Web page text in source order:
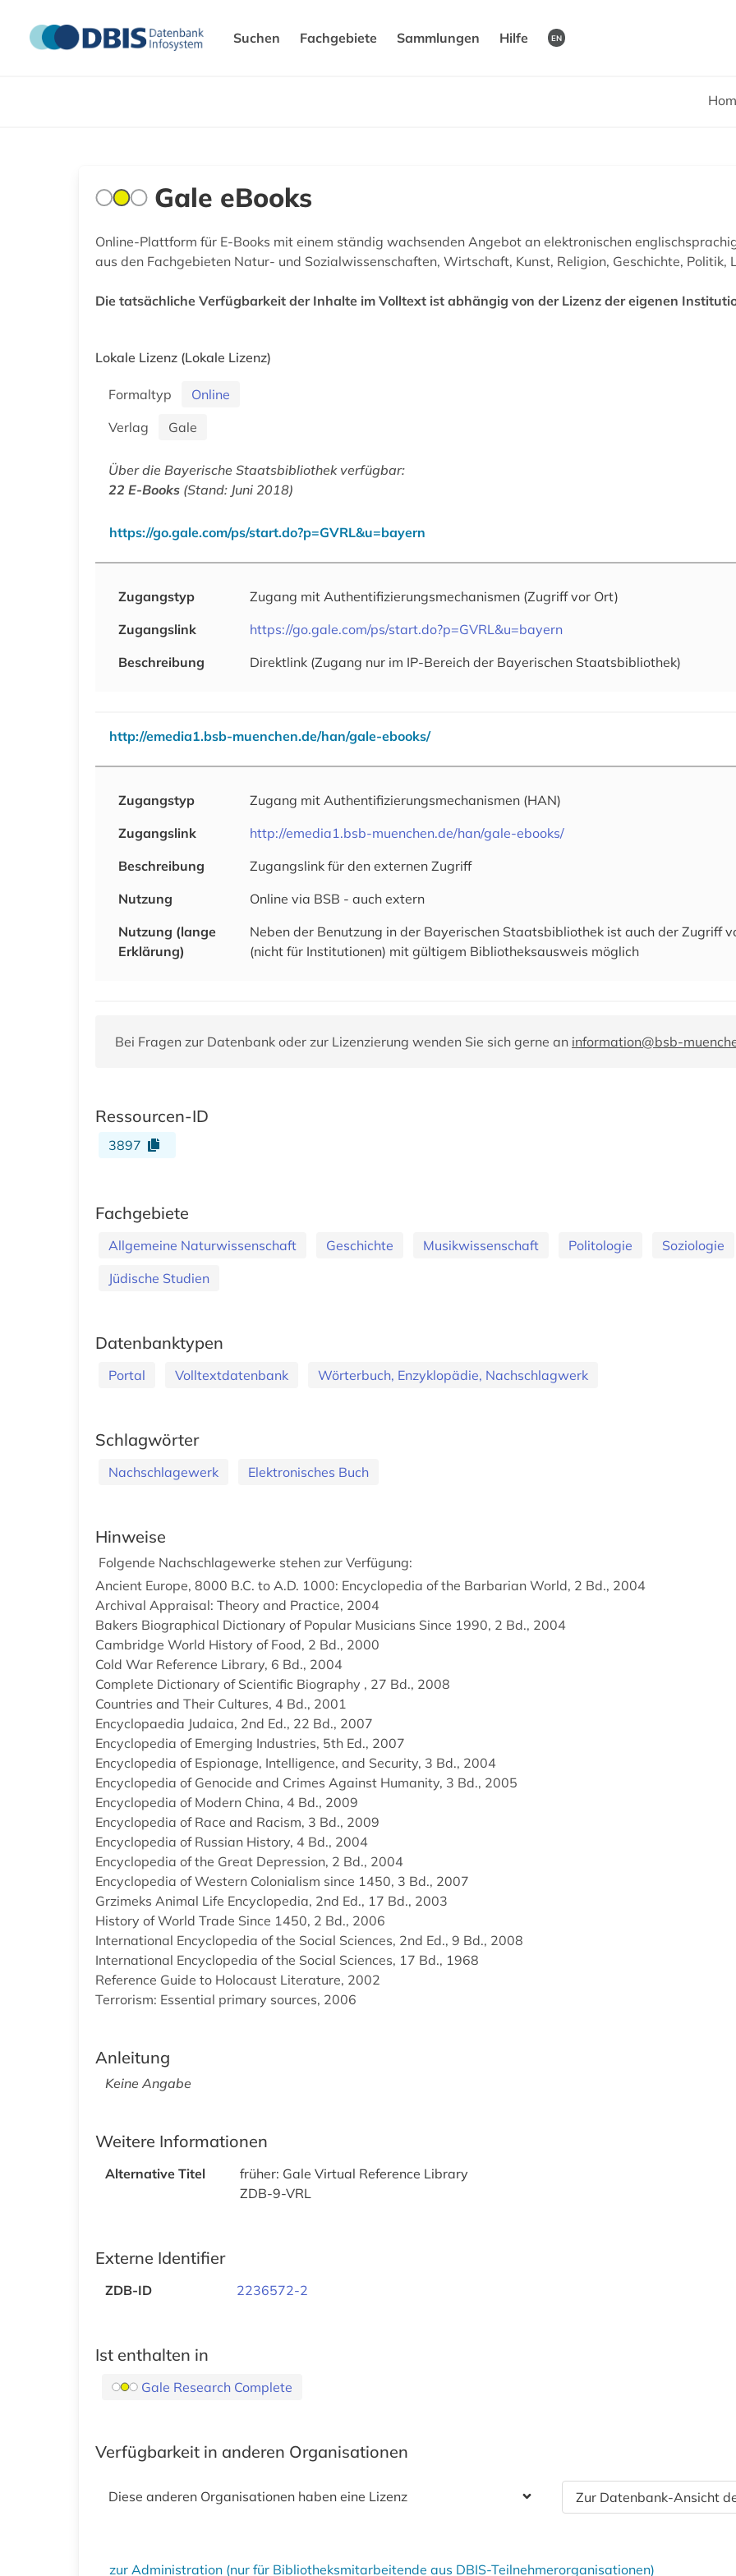
Suchen Fachgebiete Sammlungen Hilfe EN
Gale eBooks
Online-Plattform für E-Books mit einem ständig wachsenden Angebot an elektronischen
aus den Fachgebieten Natur- und Sozialwissenschaften, Wirtschaft, Kunst, Religion, Geschichte,
Die tatsächliche Verfügbarkeit der Inhalte im Volltext ist abhängig von der Lizenz der eigenen
Lokale Lizenz (Lokale Lizenz)
Formaltyp
Online
Verlag
Gale
Über die Bayerische Staatsbibliothek verfügbar:
22 E-Books (Stand: Juni 2018)
https://go.gale.com/ps/start.do?p=GVRL&u=bayern
Zugangstyp Zugang mit Authentifizierungsmechanismen (Zugriff vor Ort)
Zugangslink
https://go.gale.com/ps/start.do?p=GVRL&u=bayern
Beschreibung
Direktlink (Zugang nur im IP-Bereich der Bayerischen Staatsbibliothek)
http://emedia1.bsb-muenchen.de/han/gale-ebooks/
Zugangstyp Zugang mit Authentifizierungsmechanismen (HAN)
Zugangslink
http://emedia1.bsb-muenchen.de/han/gale-ebooks/
Beschreibung
Zugangslink für den externen Zugriff
Nutzung
Online via BSB - auch extern
Nutzung (lange
Erklärung)
Neben der Benutzung in der Bayerischen Staatsbibliothek ist auch der Zugriff
(nicht für Institutionen) mit gültigem Bibliotheksausweis möglich
Bei Fragen zur Datenbank oder zur Lizenzierung wenden Sie sich gerne an information@bsb-
Ressourcen-ID
3897
Fachgebiete
Allgemeine Naturwissenschaft Geschichte Musikwissenschaft Politologie Soziologie
Jüdische Studien
Datenbanktypen
Portal Volltextdatenbank Wörterbuch, Enzyklopädie, Nachschlagwerk
Schlagwörter
Nachschlagewerk Elektronisches Buch
Hinweise
Folgende Nachschlagewerke stehen zur Verfügung:
Ancient Europe, 8000 B.C. to A.D. 1000: Encyclopedia of the Barbarian World, 2 Bd., 2004
Archival Appraisal: Theory and Practice, 2004
Bakers Biographical Dictionary of Popular Musicians Since 1990, 2 Bd., 2004
Cambridge World History of Food, 2 Bd., 2000
Cold War Reference Library, 6 Bd., 2004
Complete Dictionary of Scientific Biography , 27 Bd., 2008
Countries and Their Cultures, 4 Bd., 2001
Encyclopaedia Judaica, 2nd Ed., 22 Bd., 2007
Encyclopedia of Emerging Industries, 5th Ed., 2007
Encyclopedia of Espionage, Intelligence, and Security, 3 Bd., 2004
Encyclopedia of Genocide and Crimes Against Humanity, 3 Bd., 2005
Encyclopedia of Modern China, 4 Bd., 2009
Encyclopedia of Race and Racism, 3 Bd., 2009
Encyclopedia of Russian History, 4 Bd., 2004
Encyclopedia of the Great Depression, 2 Bd., 2004
Encyclopedia of Western Colonialism since 1450, 3 Bd., 2007
Grzimeks Animal Life Encyclopedia, 2nd Ed., 17 Bd., 2003
History of World Trade Since 1450, 2 Bd., 2006
International Encyclopedia of the Social Sciences, 2nd Ed., 9 Bd., 2008
International Encyclopedia of the Social Sciences, 17 Bd., 1968
Reference Guide to Holocaust Literature, 2002
Terrorism: Essential primary sources, 2006
Anleitung
Keine Angabe
Weitere Informationen
Alternative Titel
früher: Gale Virtual Reference Library
ZDB-9-VRL
Externe Identifier
ZDB-ID 2236572-2
Ist enthalten in
Gale Research Complete
Verfügbarkeit in anderen Organisationen
Diese anderen Organisationen haben eine Lizenz Zur Datenbank-Ansicht
zur Administration (nur für Bibliotheksmitarbeitende aus DBIS-Teilnehmerorganisationen)